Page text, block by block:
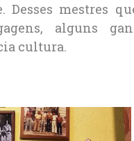
Desses mestres
alguns
cultura.